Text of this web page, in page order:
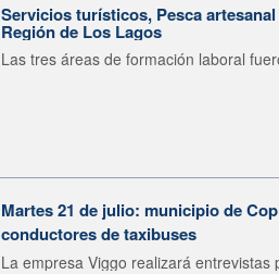
Servicios turísticos, Pesca
Región de Los Lagos
Las tres áreas de formación laboral
Martes 21 de julio: municipio de
conductores de taxibuses
La empresa Viggo realizará entrevistas